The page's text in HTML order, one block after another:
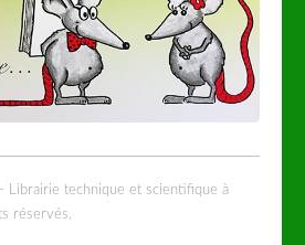
technique et scientifique à
réservés.